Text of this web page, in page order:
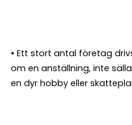
• Ett stort antal företag
om en anställning, inte
en dyr hobby eller